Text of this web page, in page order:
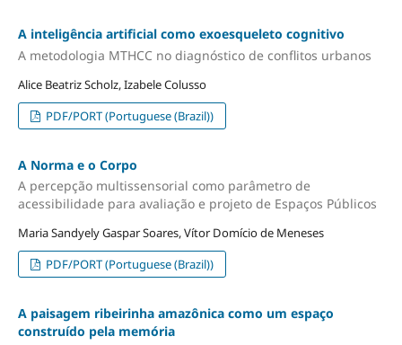
A inteligência artificial como exoesqueleto cognitivo
A metodologia MTHCC no diagnóstico de conflitos urbanos
Alice Beatriz Scholz, Izabele Colusso
PDF/PORT (Portuguese (Brazil))
A Norma e o Corpo
A percepção multissensorial como parâmetro de
acessibilidade para avaliação e projeto de Espaços Públicos
Maria Sandyely Gaspar Soares, Vítor Domício de Meneses
PDF/PORT (Portuguese (Brazil))
A paisagem ribeirinha amazônica como um espaço
construído pela memória